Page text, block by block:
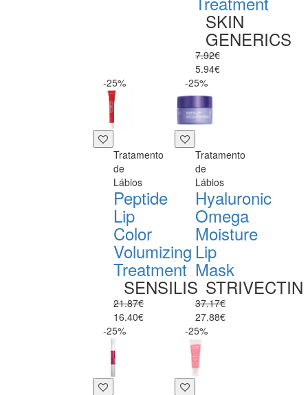
SKIN
GENERICS
7.92€
5.94€
-25%
Tratamento
de
Lábios
Peptide
Lip
Color
Volumizing
Treatment
SENSILIS
21.87€
16.40€
-25%
Tratamento
de
Lábios
Hyaluronic
Omega
Moisture
Lip
Mask
STRIVECTIN
37.17€
27.88€
-25%
-25%